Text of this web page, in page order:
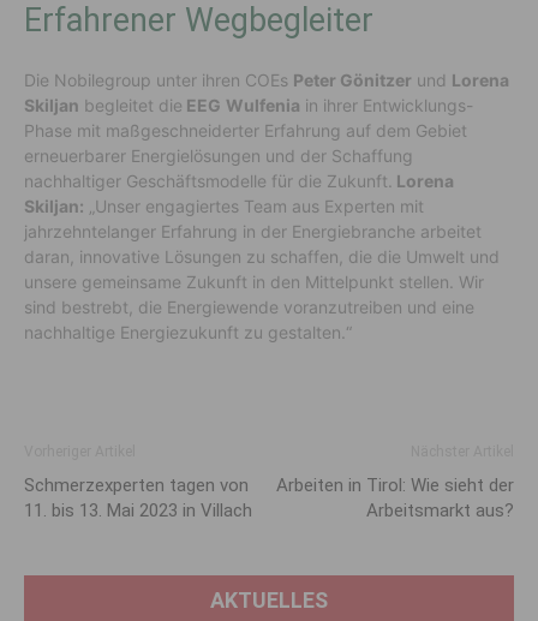
Erfahrener Wegbegleiter
Die Nobilegroup unter ihren COEs Peter Gönitzer und Lorena
Skiljan begleitet die EEG Wulfenia in ihrer Entwicklungs-
Phase mit maßgeschneiderter Erfahrung auf dem Gebiet
erneuerbarer Energielösungen und der Schaffung
nachhaltiger Geschäftsmodelle für die Zukunft. Lorena
Skiljan: „Unser engagiertes Team aus Experten mit
jahrzehntelanger Erfahrung in der Energiebranche arbeitet
daran, innovative Lösungen zu schaffen, die die Umwelt und
unsere gemeinsame Zukunft in den Mittelpunkt stellen. Wir
sind bestrebt, die Energiewende voranzutreiben und eine
nachhaltige Energiezukunft zu gestalten.“
Schmerzexperten tagen von
11. bis 13. Mai 2023 in Villach
Arbeiten in Tirol: Wie sieht der
Arbeitsmarkt aus?
AKTUELLES